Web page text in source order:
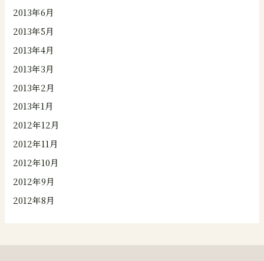
2013年6月
2013年5月
2013年4月
2013年3月
2013年2月
2013年1月
2012年12月
2012年11月
2012年10月
2012年9月
2012年8月